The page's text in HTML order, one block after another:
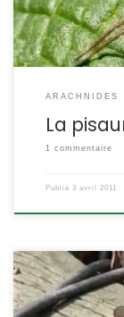
ARACHNIDES
La
1 commentaire
Publié 3 avril 2011